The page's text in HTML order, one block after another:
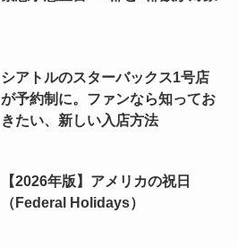
シアトルのスターバックス1号店
が予約制に。ファンなら知ってお
きたい、新しい入店方法
【2026年版】アメリカの祝日
（Federal Holidays）